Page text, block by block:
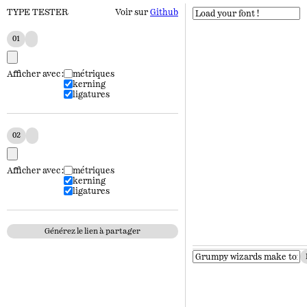
TYPE TESTER Voir sur Github
01
Afficher avec :
métriques
kerning
ligatures
02
Afficher avec :
métriques
kerning
ligatures